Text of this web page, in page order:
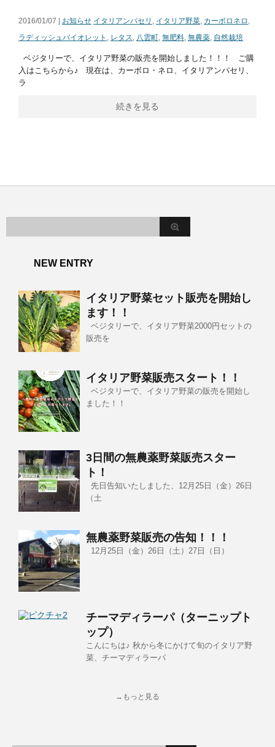
2016/01/07 | お知らせ イタリアンパセリ , イタリア野菜, カーボロネロ ,
ラディッシュバイオレット , レタス, 八雲町, 無肥料, 無農薬, 自然栽培
ベジタリーで、イタリア野菜の販売を開始しました！！！ ご購
入はこちらから♪ 現在は、カーボロ・ネロ、イタリアンパセリ、
ラ
続きを見る
NEW ENTRY
イタリア野菜セット販売を開始し
ます！！
ベジタリーで、イタリア野菜2000円セットの
販売を
イタリア野菜販売スタート！！
ベジタリーで、イタリア野菜の販売を開始し
ました！！
3日間の無農薬野菜販売スター
ト！
先日告知いたしました、12月25日（金）26日
（土
無農薬野菜販売の告知！！！
12月25日（金）26日（土）27日（日）
チーマディラーパ（ターニップト
ップ）
こんにちは♪ 秋から冬にかけて旬のイタリア野
菜、チーマディラーパ
→もっと見る